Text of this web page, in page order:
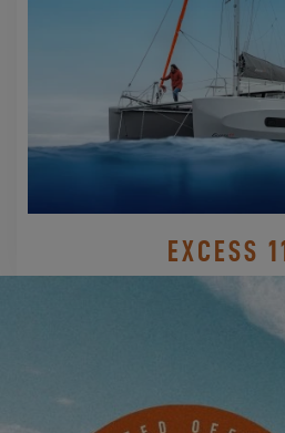
EXCESS 11